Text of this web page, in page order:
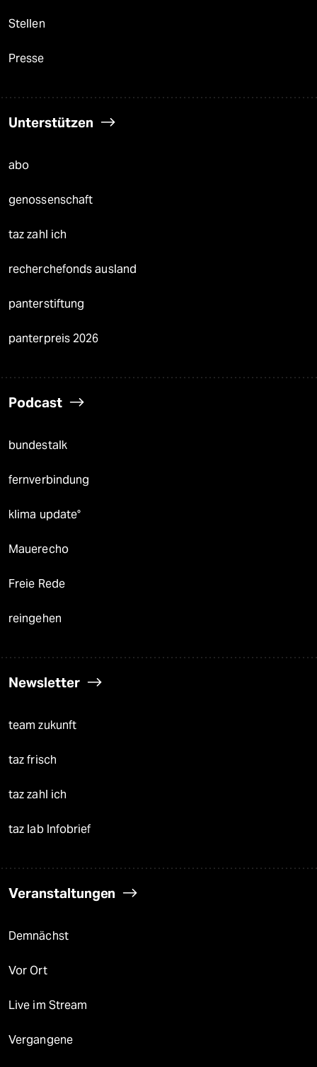
Stellen
Presse
Unterstützen
abo
genossenschaft
taz zahl ich
recherchefonds ausland
panterstiftung
panterpreis 2026
Podcast
bundestalk
fernverbindung
klima update°
Mauerecho
Freie Rede
reingehen
Newsletter
team zukunft
taz frisch
taz zahl ich
taz lab Infobrief
Veranstaltungen
Demnächst
Vor Ort
Live im Stream
Vergangene